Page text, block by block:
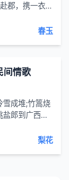
郡，携一衣
向僻路，促令
春玉
间情歌
雪成堆;竹篙烧
郎到广西去
梨花